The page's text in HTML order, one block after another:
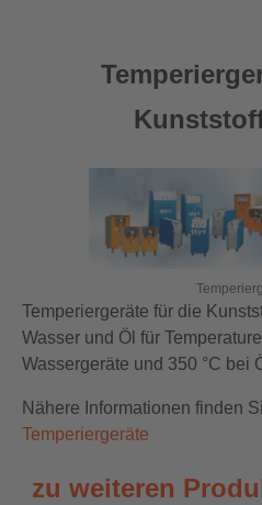
Temperiergeräte für die
Wasser und Öl für
Wassergeräte und 350 °C bei
Nähere Informationen finden
Temperiergeräte
zu weiteren